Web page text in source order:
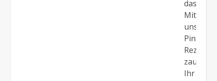
das!
Mit
unserem
Pinsa
Rezept
zaubert
Ihr